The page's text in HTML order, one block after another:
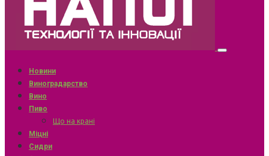
Новини
Виноградарство
Вино
Пиво
Що на крані
Міцні
Сидри